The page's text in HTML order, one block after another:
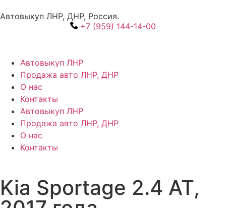
Автовыкуп ЛНР, ДНР, Россия.
+7 (959) 144-14-00
Автовыкуп ЛНР
Продажа авто ЛНР, ДНР
О нас
Контакты
Автовыкуп ЛНР
Продажа авто ЛНР, ДНР
О нас
Контакты
Kia Sportage 2.4 AT,